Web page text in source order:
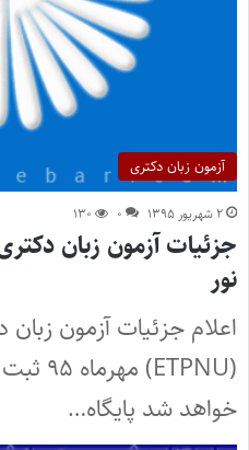
آزمون زبان دکتری
۲ شهریور ۱۳۹۵ ۰ ۱۳۰
جزئیات آزمون زبان
نور
اعلام جزئیات آزمون
خواهد شد پایگاه…